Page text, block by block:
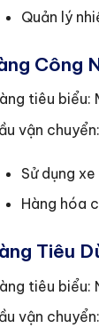
Quản lý
Công
tiêu biểu:
vận chuyển:
Sử dụng
Hàng hóa
Tiêu
tiêu biểu:
vận chuyển: